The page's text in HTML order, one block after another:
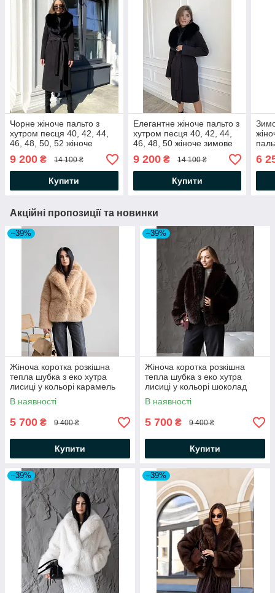
Чорне жіноче пальто з
хутром песця 40, 42, 44,
46, 48, 50, 52 жіноче
зимове пальто з кашеміру
9 200 ₴ 14 100 ₴
Купити
Елегантне жіноче пальто з
хутром песця 40, 42, 44,
46, 48, 50 жіноче зимове
9 200₴ 14 100 ₴
Купити
6
Акційні пропозиції та новинки
–39%
Жіноча коротка розкішна
тепла шубка з еко хутра
лисиці у кольорі карамель
В наявності
5 700 ₴ 9 400 ₴
Купити
–39%
Жіноча коротка розкішна
тепла шубка з еко хутра
лисиці у кольорі шоколад
В наявності
5 700 ₴ 9 400 ₴
Купити
–39% –39%